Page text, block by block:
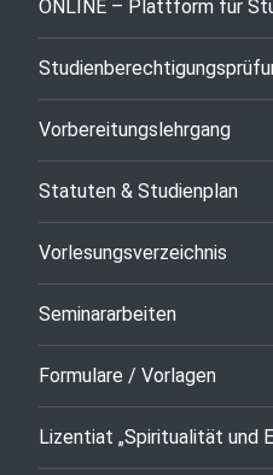
ONLINE – Plattform für
Vorbereitungslehrgang
Statuten & Studienplan
Vorlesungsverzeichnis
Seminararbeiten
Formulare / Vorlagen
Lizentiat „Spiritualität und